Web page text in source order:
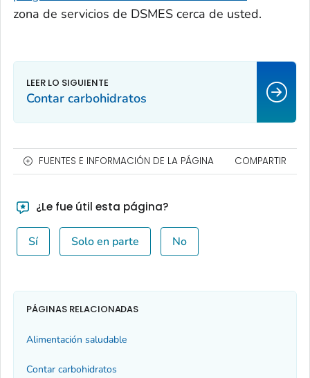
zona de servicios de DSMES cerca de usted.
Contar carbohidratos
FUENTES E INFORMACIÓN DE LA PÁGINA COMPARTIR
¿Le fue útil esta página?
Sí Solo en parte No
PÁGINAS RELACIONADAS
Alimentación saludable
Contar carbohidratos